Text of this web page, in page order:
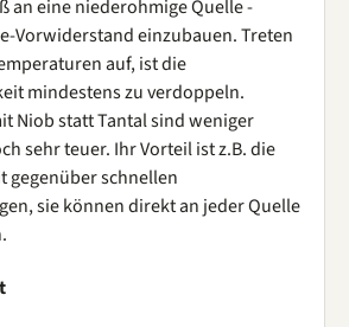
an eine niederohmige Quelle -
Vorwiderstand einzubauen. Treten
auf, ist die
mindestens zu verdoppeln.
Niob statt Tantal sind weniger
sehr teuer. Ihr Vorteil ist z.B. die
gegenüber schnellen
sie können direkt an jeder Quelle